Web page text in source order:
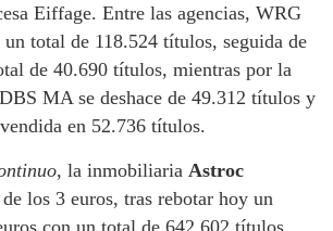
Eiffage. Entre las agencias, WRG
total de 118.524 títulos, seguida de
de 40.690 títulos, mientras por la
MA se deshace de 49.312 títulos y
en 52.736 títulos.
, la inmobiliaria Astroc
los 3 euros, tras rebotar hoy un
con un total de 642.602 títulos